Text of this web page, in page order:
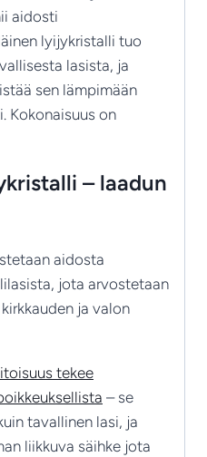
aidosti
lyijykristalli tuo
lasista, ja
sen lämpimään
Kokonaisuus on
– laadun
aidosta
jota arvostetaan
ja valon
tekee
– se
tavallinen lasi, ja
liikkuva säihke jota